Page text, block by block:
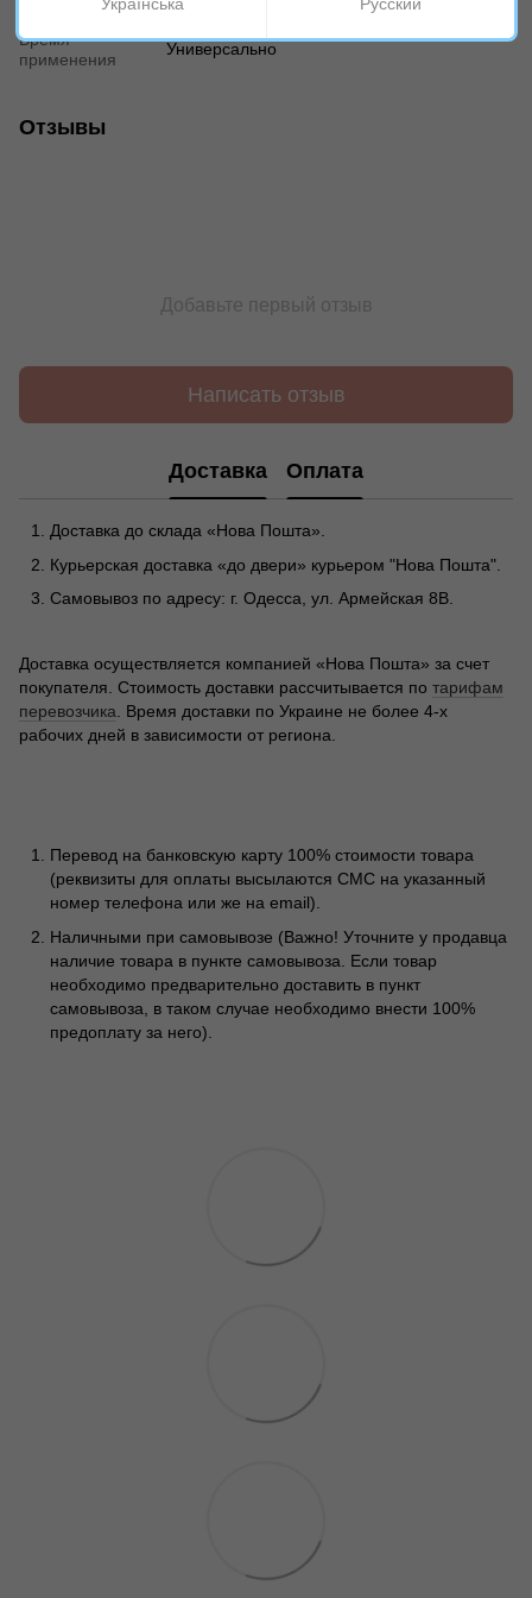
Для всех типов
Время
применения
Универсально
Отзывы
Добавьте первый отзыв
Написать отзыв
Доставка Оплата
Доставка до склада «Нова Пошта».
Курьерская доставка «до двери» курьером "Нова Пошта".
Самовывоз по адресу: г. Одесса, ул. Армейская 8В.
Доставка осуществляется компанией «Нова Пошта» за счет
покупателя. Стоимость доставки рассчитывается по тарифам
перевозчика. Время доставки по Украине не более 4-х
рабочих дней в зависимости от региона.
Перевод на банковскую карту 100% стоимости товара
(реквизиты для оплаты высылаются СМС на указанный
номер телефона или же на email).
Наличными при самовывозе (Важно! Уточните у продавца
наличие товара в пункте самовывоза. Если товар
необходимо предварительно доставить в пункт
самовывоза, в таком случае необходимо внести 100%
предоплату за него).